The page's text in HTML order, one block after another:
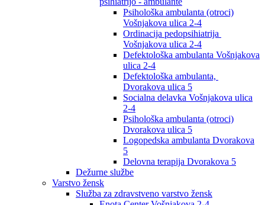
Psihološka ambulanta (otroci)
Vošnjakova ulica 2-4
Ordinacija pedopsihiatrija
Vošnjakova ulica 2-4
Defektološka ambulanta Vošnjakova
ulica 2-4
Defektološka ambulanta,
Dvorakova ulica 5
Socialna delavka Vošnjakova ulica
2-4
Psihološka ambulanta (otroci)
Dvorakova ulica 5
Logopedska ambulanta Dvorakova
5
Delovna terapija Dvorakova 5
Dežurne službe
Varstvo žensk
Služba za zdravstveno varstvo žensk